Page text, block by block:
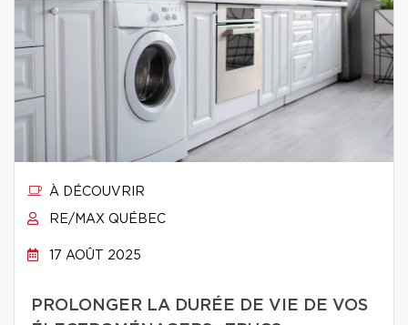
À DÉCOUVRIR
RE/MAX QUÉBEC
17 AOÛT 2025
PROLONGER LA DURÉE DE VIE DE VOS